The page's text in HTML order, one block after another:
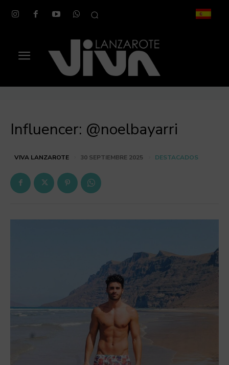
Influencer: @noelbayarri
VIVA LANZAROTE 30 SEPTIEMBRE 2025 DESTACADOS